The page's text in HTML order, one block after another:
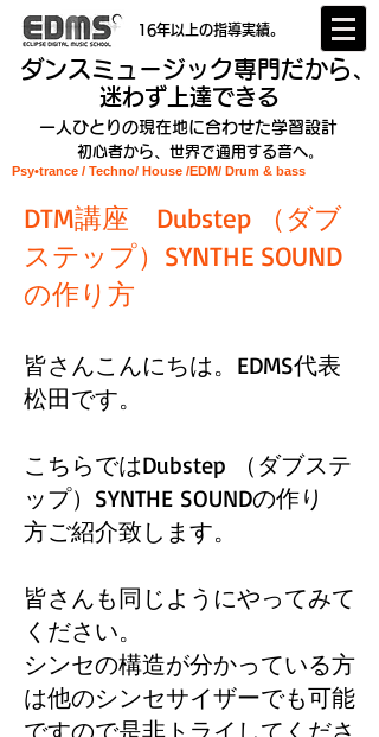
16年以上の指導実績。
ダンスミュージック専門だから、
迷わず上達できる
一人ひとりの現在地に合わせた学習設計
初心者から、世界で通用する音へ。
Psy•trance / Techno/ House /EDM/ Drum & bass
DTM講座 Dubstep （ダブ
ステップ）SYNTHE SOUND
の作り方
​皆さんこんにちは。EDMS代表
松田です。
こちらではDubstep （ダブステ
ップ）SYNTHE SOUNDの作り
方 ご紹介致します。
皆さんも同じようにやってみて
ください。
シンセの構造が分かっている方
は他のシンセサイザーでも可能
ですので是非トライしてくださ